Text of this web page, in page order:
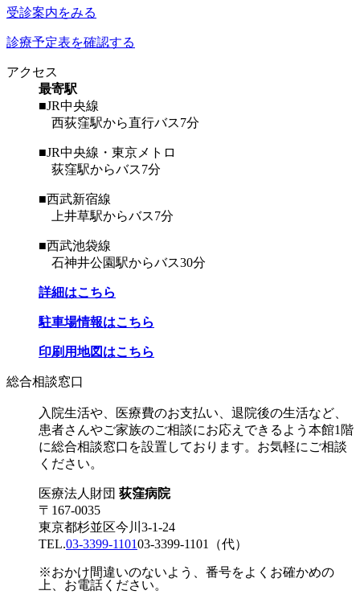
受診案内をみる
診療予定表を確認する
アクセス
最寄駅
■JR中央線
西荻窪駅から直行バス7分
■JR中央線・東京メトロ
荻窪駅からバス7分
■西武新宿線
上井草駅からバス7分
■西武池袋線
石神井公園駅からバス30分
詳細はこちら
駐車場情報はこちら
印刷用地図はこちら
総合相談窓口
入院生活や、医療費のお支払い、退院後の生活など、
患者さんやご家族のご相談にお応えできるよう本館1階
に総合相談窓口を設置しております。お気軽にご相談
ください。
医療法人財団 荻窪病院
〒167-0035
東京都杉並区今川3-1-24
TEL.03-3399-110103-3399-1101 （代）
※おかけ間違いのないよう、番号をよくお確かめの
上、お電話ください。